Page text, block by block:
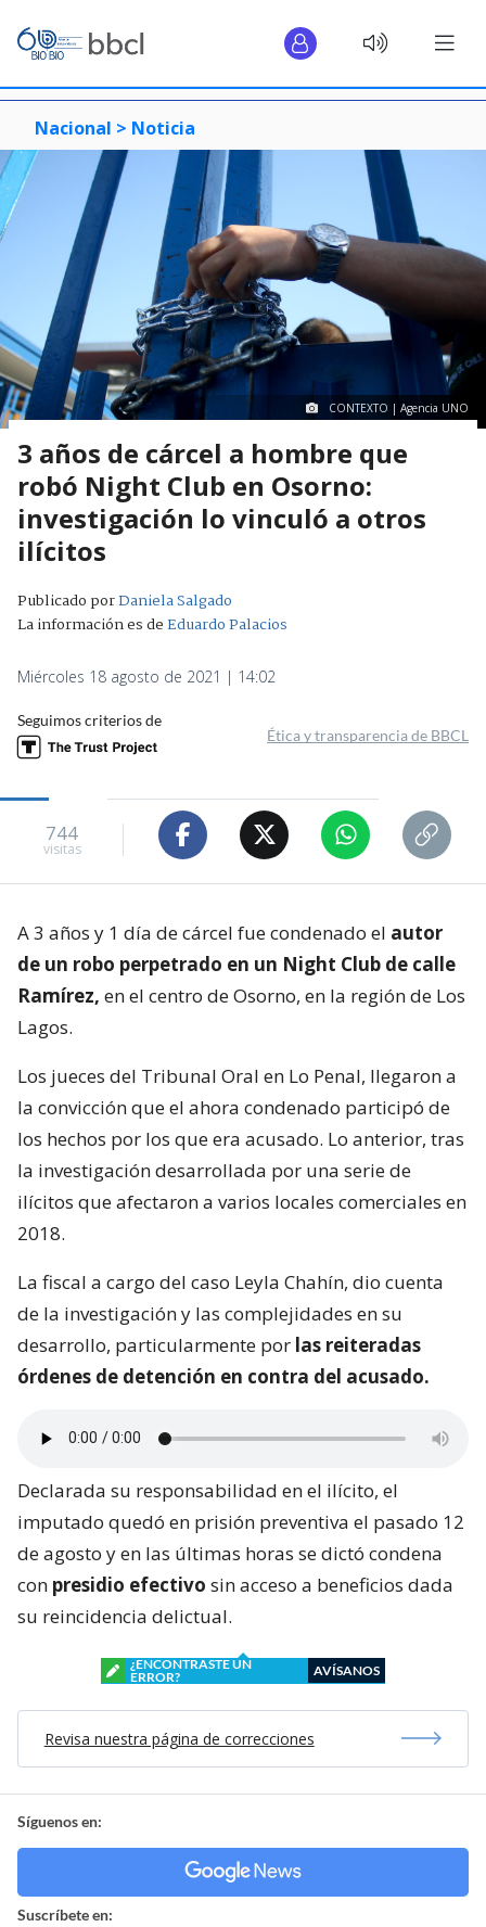
Nacional > Noticia
CONTEXTO | Agencia UNO
3 años de cárcel a hombre que
robó Night Club en Osorno:
investigación lo vinculó a otros
ilícitos
Publicado porDaniela Salgado
La información es deEduardo Palacios
Miércoles 18 agosto de 2021 | 14:02
Seguimos criterios de
Ética y transparencia de BBCL
744
visitas
A 3 años y 1 día de cárcel fue condenado el autor
de un robo perpetrado en un Night Club de calle
Ramírez, en el centro de Osorno, en la región de Los
Lagos.
Los jueces del Tribunal Oral en Lo Penal, llegaron a
la convicción que el ahora condenado participó de
los hechos por los que era acusado. Lo anterior, tras
la investigación desarrollada por una serie de
ilícitos que afectaron a varios locales comerciales en
2018.
La fiscal a cargo del caso Leyla Chahín, dio cuenta
de la investigación y las complejidades en su
desarrollo, particularmente por las reiteradas
órdenes de detención en contra del acusado.
Declarada su responsabilidad en el ilícito, el
imputado quedó en prisión preventiva el pasado 12
de agosto y en las últimas horas se dictó condena
con presidio efectivo sin acceso a beneficios dada
su reincidencia delictual.
¿ENCONTRASTE UN
ERROR?
AVÍSANOS
Revisa nuestra página de correcciones
Síguenos en:
Suscríbete en: